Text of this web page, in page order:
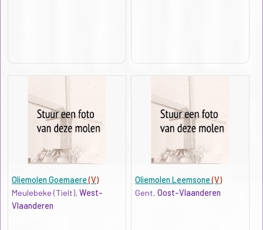
Oliemolen Goemaere(V)
Meulebeke (Tielt), West-
Vlaanderen
Oliemolen Leemsone(V)
Gent,Oost-Vlaanderen